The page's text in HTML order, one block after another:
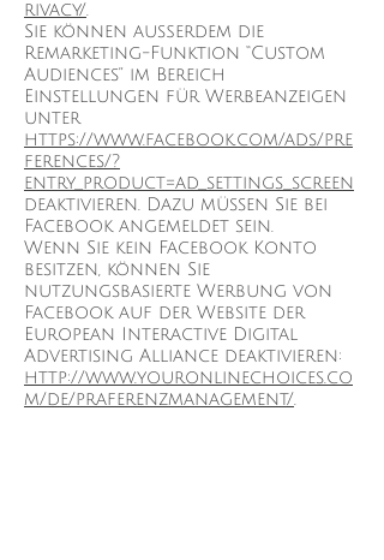
rivacy/
Sie können außerdem die
Remarketing-Funktion “Custom
Audiences” im Bereich
Einstellungen für Werbeanzeigen
unter
https://www.facebook.com/ads/pre
ferences/?
entry_product=ad_settings_screen
deaktivieren. Dazu müssen Sie bei
Facebook angemeldet sein.
Wenn Sie kein Facebook Konto
besitzen, können Sie
nutzungsbasierte Werbung von
Facebook auf der Website der
European Interactive Digital
Advertising Alliance deaktivieren:
http://www.youronlinechoices.co
m/de/praferenzmanagement/